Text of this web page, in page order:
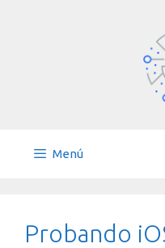
Menú
Probando